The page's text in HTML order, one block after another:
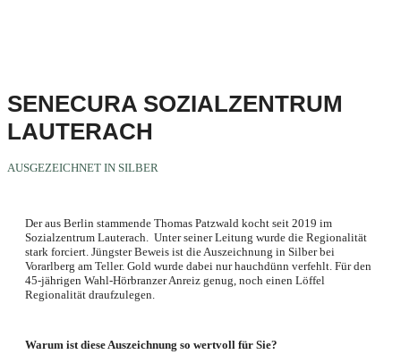
SENECURA SOZIALZENTRUM
LAUTERACH
AUSGEZEICHNET IN SILBER
Der aus Berlin stammende Thomas Patzwald kocht seit 2019 im
Sozialzentrum Lauterach. Unter seiner Leitung wurde die Regionalität
stark forciert. Jüngster Beweis ist die Auszeichnung in Silber bei
Vorarlberg am Teller. Gold wurde dabei nur hauchdünn verfehlt. Für den
45-jährigen Wahl-Hörbranzer Anreiz genug, noch einen Löffel
Regionalität draufzulegen.
Warum ist diese Auszeichnung so wertvoll für Sie?